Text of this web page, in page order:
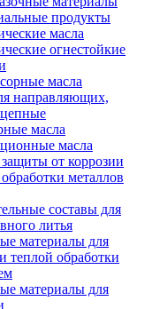
продукты
масла
огнестойкие
масла
направляющих,
масла
масла
от коррозии
металлов
составы для
литья
материалы для
теплой обработки
материалы для